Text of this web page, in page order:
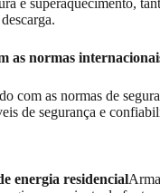
as normas
com as normas de
de segurança e
energia residencial